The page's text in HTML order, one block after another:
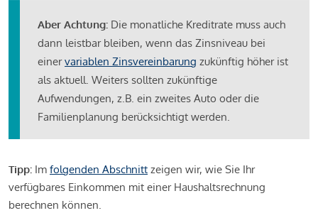
Aber Achtung: Die monatliche Kreditrate muss auch
dann leistbar bleiben, wenn das Zinsniveau bei
einervariablen Zinsvereinbarung zukünftig höher ist
als aktuell. Weiters sollten zukünftige
Aufwendungen, z.B. ein zweites Auto oder die
Familienplanung berücksichtigt werden.
Tipp: Im folgenden Abschnitt zeigen wir, wie Sie Ihr
verfügbares Einkommen mit einer Haushaltsrechnung
berechnen können.